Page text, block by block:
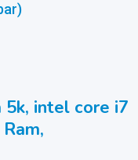
5k, intel core i7